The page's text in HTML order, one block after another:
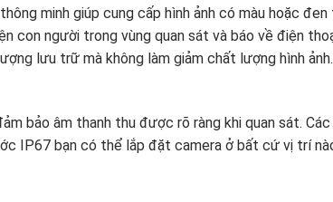
minh giúp cung cấp hình ảnh có màu hoặc
con người trong vùng quan sát và báo về điện
lưu trữ mà không làm giảm chất lượng hình
bảo âm thanh thu được rõ ràng khi quan sát.
IP67 bạn có thể lắp đặt camera ở bất cứ vị trí